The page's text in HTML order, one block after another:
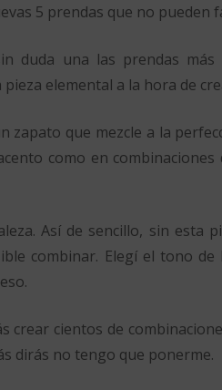
5 prendas que no pueden
duda una las prendas
elemental a la hora de
zapato que mezcle a la
como en
Así de sencillo, sin esta
combinar. Elegí el tono
crear cientos de
dirás no tengo que ponerme.